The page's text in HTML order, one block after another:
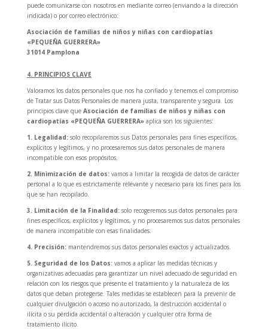
puede comunicarse con nosotros en mediante correo (enviando a la dirección
indicada) o por correo electrónico:
Asociación de familias de niños y niñas con cardiopatías
«PEQUEÑA GUERRERA»
31014 Pamplona
4. PRINCIPIOS CLAVE
Valoramos los datos personales que nos ha confiado y tenemos el compromiso
de Tratar sus Datos Personales de manera justa, transparente y segura. Los
principios clave que Asociación de familias de niños y niñas con
cardiopatías «PEQUEÑA GUERRERA» aplica son los siguientes:
1. Legalidad: solo recopilaremos sus Datos personales para fines específicos,
explícitos y legítimos, y no procesaremos sus datos personales de manera
incompatible con esos propósitos.
2. Minimización de datos: vamos a limitar la recogida de datos de carácter
personal a lo que es estrictamente relevante y necesario para los fines para los
que se han recopilado.
3. Limitación de la Finalidad: solo recogeremos sus datos personales para
fines específicos, explícitos y legítimos, y no procesaremos sus datos personales
de manera incompatible con esas finalidades.
4. Precisión: mantendremos sus datos personales exactos y actualizados.
5. Seguridad de los Datos: vamos a aplicar las medidas técnicas y
organizativas adecuadas para garantizar un nivel adecuado de seguridad en
relación con los riesgos que presente el tratamiento y la naturaleza de los
datos que deban protegerse. Tales medidas se establecen para la prevenir de
cualquier divulgación o acceso no autorizado, la destrucción accidental o
ilícita o su pérdida accidental o alteración y cualquier otra forma de
tratamiento ilícito.